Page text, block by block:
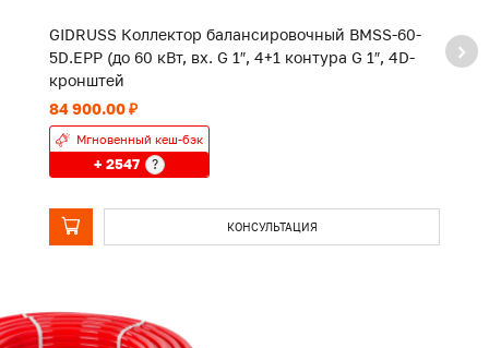
GIDRUSS Коллектор балансировочный BMSS-60-
5D.EPP (до 60 кВт, вх. G 1″, 4+1 контура G 1″, 4D-
кронштей
84 900.00 ₽
Мгновенный кеш-бэк
+ 2547 ?
КОНСУЛЬТАЦИЯ